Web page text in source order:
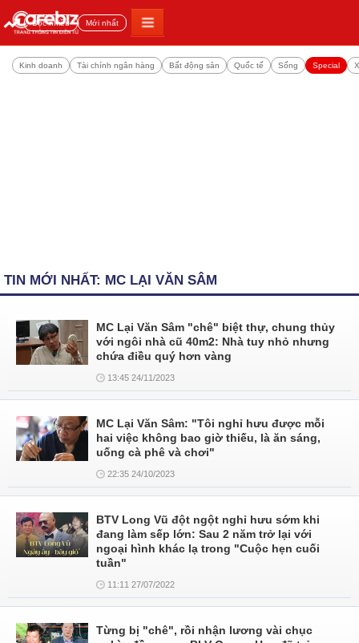
Đọc nhiều Mới nhất
Kinh doanh Tài chính ngân hàng Bất động sản Quốc tế Sống Special
TIN MỚI NHẤT: MC LẠI VĂN SÂM
MC Lại Văn Sâm "chê" biệt thự, chung thủy
với ngôi nhà cũ 40m2: Nhà tuy nhỏ nhưng
chứa điều quý hơn vàng
13:45 24/11/2023
MC Lại Văn Sâm: "Tôi nghỉ hưu được mỗi
hai việc không bao giờ thiếu, là ăn sáng,
uống cà phê và chơi"
22:35 24/10/2023
BTV Long Vũ đột ngột nghỉ hưu sớm khi
đang làm sếp lớn: Sau 2 năm trở lại với
ngoại hình khác lạ trong "Cuộc hẹn cuối
tuần"
11:11 27/07/2022
Từng bị "chê", rồi nhận lương vài chục